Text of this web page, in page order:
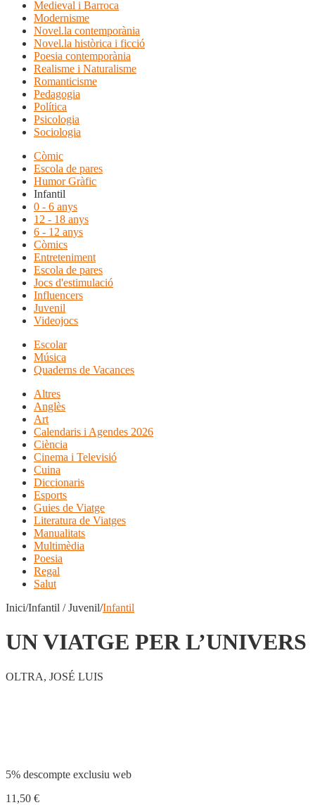
Medieval i Barroca
Modernisme
Novel.la contemporània
Novel.la històrica i ficció
Poesia contemporània
Realisme i Naturalisme
Romanticisme
Pedagogia
Política
Psicologia
Sociologia
Còmic
Escola de pares
Humor Gràfic
Infantil
0 - 6 anys
12 - 18 anys
6 - 12 anys
Còmics
Entreteniment
Escola de pares
Jocs d'estimulació
Influencers
Juvenil
Videojocs
Escolar
Música
Quaderns de Vacances
Altres
Anglès
Art
Calendaris i Agendes 2026
Ciència
Cinema i Televisió
Cuina
Diccionaris
Esports
Guies de Viatge
Literatura de Viatges
Manualitats
Multimèdia
Poesia
Regal
Salut
Inici/Infantil / Juvenil/Infantil
UN VIATGE PER L’UNIVERS
OLTRA, JOSÉ LUIS
5% descompte exclusiu web
11,50 €